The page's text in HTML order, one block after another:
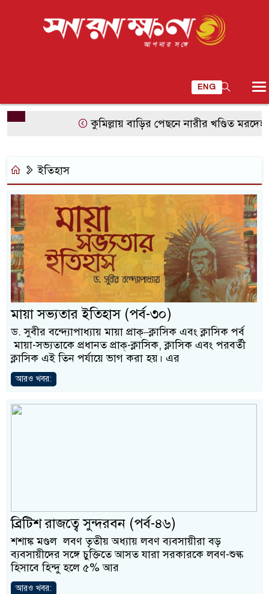
ENG
কুমিল্লায় বাড়ির পেছনে নারীর খণ্ডিত মরদেহ,
ইতিহাস
মায়া সভ্যতার ইতিহাস (পর্ব-৩০)
ড. সুবীর বন্দ্যোপাধ্যায় মায়া প্রাক্–ক্লাসিক এবং ক্লাসিক পর্ব
মায়া-সভ্যতাকে প্রধানত প্রাক্-ক্লাসিক, ক্লাসিক এবং পরবর্তী
ক্লাসিক এই তিন পর্যায়ে ভাগ করা হয়। এর
আরও খবর:
ব্রিটিশ রাজত্বে সুন্দরবন (পর্ব-৪৬)
শশাঙ্ক মণ্ডল লবণ তৃতীয় অধ্যায় লবণ ব্যবসায়ীরা বড়
ব্যবসায়ীদের সঙ্গে চুক্তিতে আসত যারা সরকারকে লবণ-শুল্ক
হিসাবে হিন্দু হলে ৫% আর
আরও খবর: